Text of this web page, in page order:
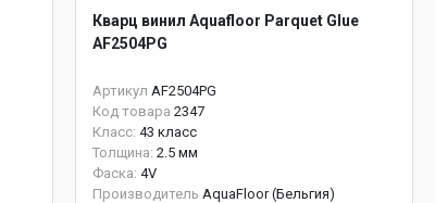
Кварц винил Aquafloor Parquet Glue
AF2504PG
Артикул AF2504PG
Код товара 2347
Класс: 43 класс
Толщина: 2.5 мм
Фаска: 4V
Производитель AquaFloor (Бельгия)